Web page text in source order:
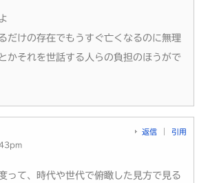
だけの存在でもうすぐ亡くなるのに無理
かそれを世話する人らの負担のほうがで
返信 引用
って、時代や世代で俯瞰した見方で見る